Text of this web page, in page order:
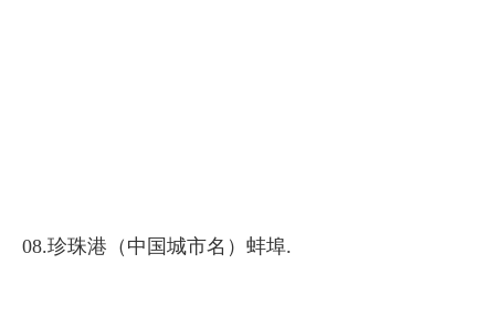
08.珍珠港（中国城市名）蚌埠.